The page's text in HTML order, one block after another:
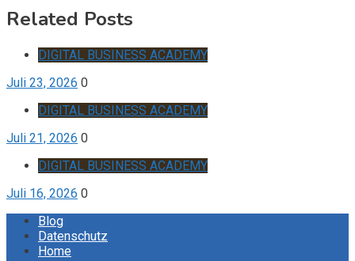
Related Posts
DIGITAL BUSINESS ACADEMY
Juli 23, 2026 0
DIGITAL BUSINESS ACADEMY
Juli 21, 2026 0
DIGITAL BUSINESS ACADEMY
Juli 16, 2026 0
Blog
Datenschutz
Home